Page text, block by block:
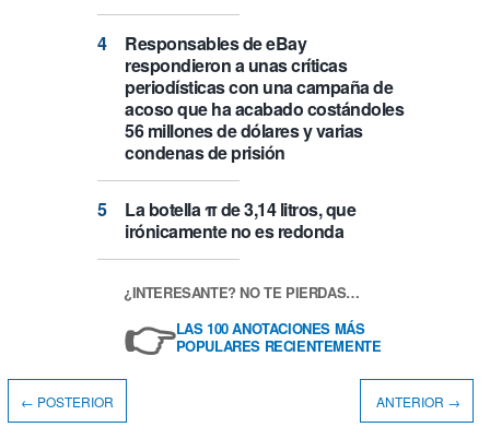
Responsables de eBay
respondieron a unas críticas
periodísticas con una campaña de
acoso que ha acabado costándoles
56 millones de dólares y varias
condenas de prisión
La botella π de 3,14 litros, que
irónicamente no es redonda
¿INTERESANTE? NO TE PIERDAS…
👉LAS 100 ANOTACIONES MÁS
POPULARES RECIENTEMENTE
← POSTERIOR ANTERIOR →